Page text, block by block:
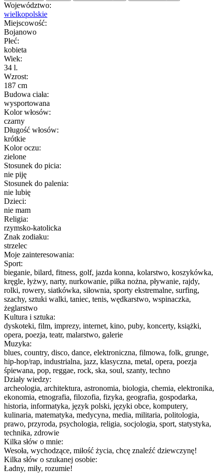
Województwo:
wielkopolskie
Miejscowość:
Bojanowo
Płeć:
kobieta
Wiek:
34 l.
Wzrost:
187 cm
Budowa ciała:
wysportowana
Kolor włosów:
czarny
Długość włosów:
krótkie
Kolor oczu:
zielone
Stosunek do picia:
nie piję
Stosunek do palenia:
nie lubię
Dzieci:
nie mam
Religia:
rzymsko-katolicka
Znak zodiaku:
strzelec
Moje zainteresowania:
Sport:
bieganie, bilard, fitness, golf, jazda konna, kolarstwo, koszykówka,
kręgle, łyżwy, narty, nurkowanie, piłka nożna, pływanie, rajdy,
rolki, rowery, siatkówka, siłownia, sporty ekstremalne, surfing,
szachy, sztuki walki, taniec, tenis, wędkarstwo, wspinaczka,
żeglarstwo
Kultura i sztuka:
dyskoteki, film, imprezy, internet, kino, puby, koncerty, książki,
opera, poezja, teatr, malarstwo, galerie
Muzyka:
blues, country, disco, dance, elektroniczna, filmowa, folk, grunge,
hip-hop/rap, industrialna, jazz, klasyczna, metal, opera, poezja
śpiewana, pop, reggae, rock, ska, soul, szanty, techno
Działy wiedzy:
archeologia, architektura, astronomia, biologia, chemia, elektronika,
ekonomia, etnografia, filozofia, fizyka, geografia, gospodarka,
historia, informatyka, język polski, języki obce, komputery,
kulinaria, matematyka, medycyna, media, militaria, politologia,
prawo, przyroda, psychologia, religia, socjologia, sport, statystyka,
technika, zdrowie
Kilka słów o mnie:
Wesoła, wychodzące, miłość życia, chcę znaleźć dziewczynę!
Kilka słów o szukanej osobie:
Ładny, miły, rozumie!